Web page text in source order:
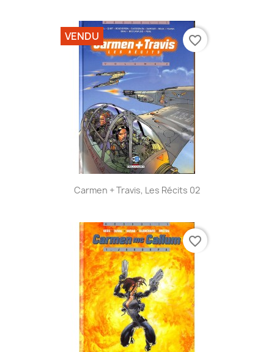
Carmen + Travis, Les Récits 02
VENDU favorite_border
favorite_border